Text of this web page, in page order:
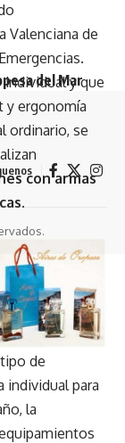
Valenciana de
y que
y ergonomía
ordinario, se
con armas
.
de
para
la
del Mar